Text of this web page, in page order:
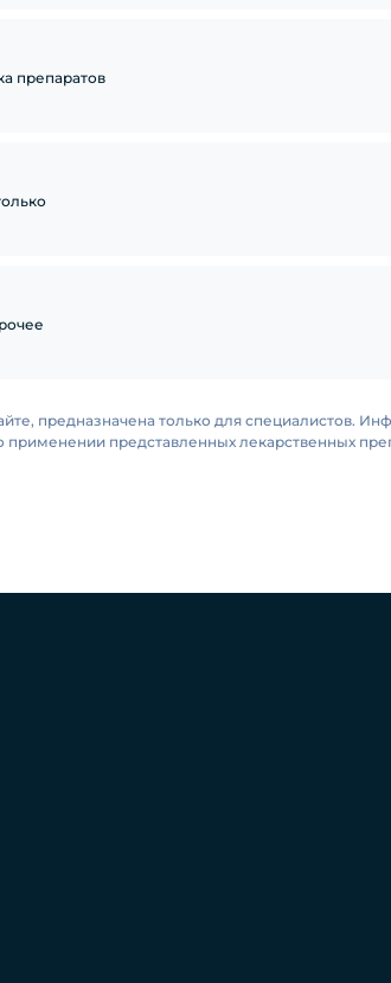
препаратов
предназначена только для специалистов.
представленных лекарственных